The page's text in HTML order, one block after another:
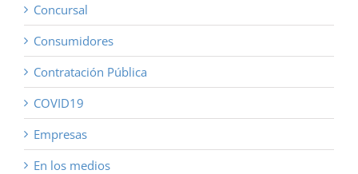
Concursal
Consumidores
Contratación Pública
COVID19
Empresas
En los medios